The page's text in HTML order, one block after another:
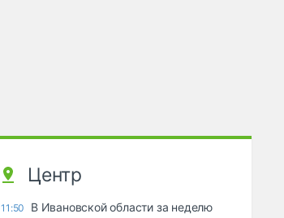
Центр
11:50
В Ивановской области за неделю